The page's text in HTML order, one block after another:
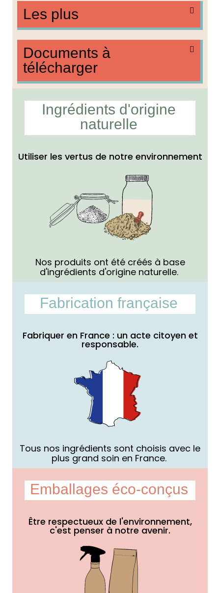
Les plus
Documents à
télécharger
Ingrédients d'origine
naturelle
Utiliser les vertus de notre environnement
Nos produits ont été créés à base
d'ingrédients d'origine naturelle.
Fabrication française
Fabriquer en France : un acte citoyen et
responsable.
Tous nos ingrédients sont choisis avec le
plus grand soin en France.
Emballages éco-conçus
Être respectueux de l'environnement,
c'est penser à notre avenir.